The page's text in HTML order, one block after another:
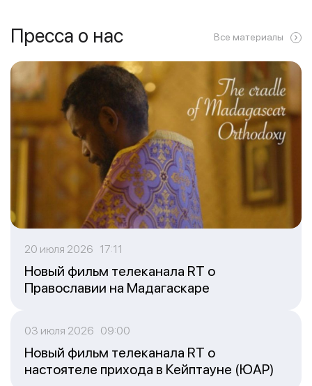
Пресса о нас Все материалы
20 июля 2026 17:11
Новый фильм телеканала RT о
Православии на Мадагаскаре
03 июля 2026 09:00
Новый фильм телеканала RT о
настоятеле прихода в Кейптауне (ЮАР)